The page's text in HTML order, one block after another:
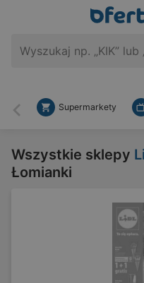
Wstecz
Supermarkety
Wszystkie sklepy
Łomianki